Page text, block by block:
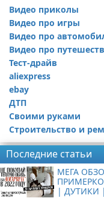
Видео приколы
Видео про игры
Видео про
Ремонт автомобиля
Видео про
Тест-драйв
aliexpress
ebay
ДТП
Своими руками
Строительство и
Последние статьи
МЕГА
| ДУТИКИ |